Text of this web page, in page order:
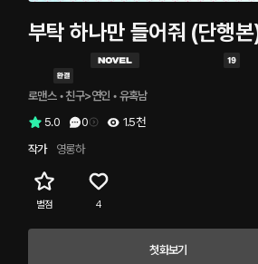
부탁 하나만 들어줘 (단행
로맨스 • 친구>연인 • 유혹남
5.0
0
1.5천
작가
영롱하
별점 4
첫화보기